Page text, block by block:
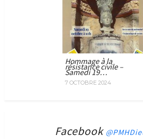
Hommage à la
résistance civile –
Samedi 19…
7 OCTOBRE 2024
Facebook